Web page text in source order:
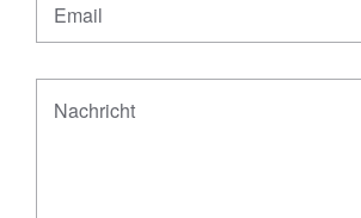
Email
Nachricht